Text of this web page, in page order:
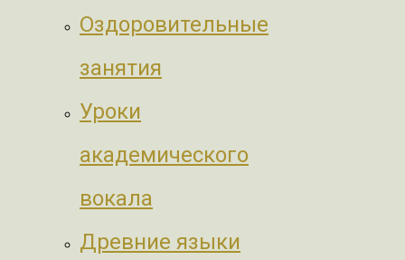
Оздоровительные
занятия
Уроки
академического
вокала
Древние языки